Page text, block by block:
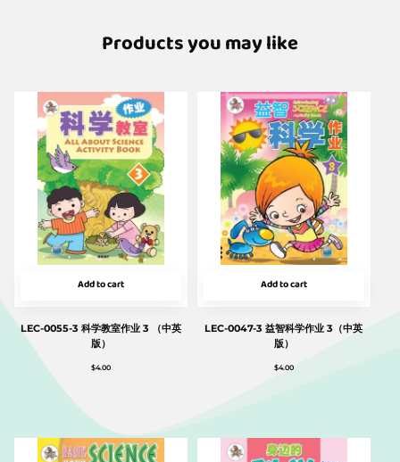
Products you may like
Add to cart
LEC-0055-3 科学教室作业 3 （中英
版）
$4.00
Add to cart
LEC-0047-3 益智科学作业 3（中英
版）
$4.00